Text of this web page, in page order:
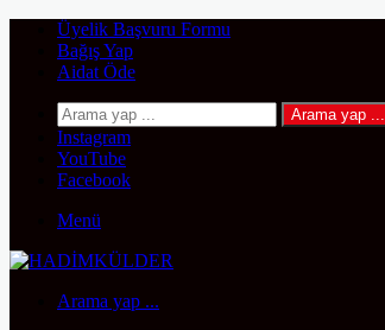
Üyelik Başvuru Formu
Bağış Yap
Aidat Öde
Arama yap ...
Instagram
YouTube
Facebook
Menü
Arama yap ...